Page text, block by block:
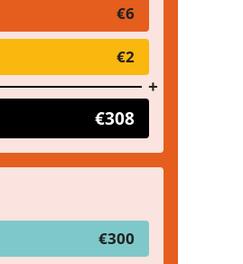
€6
€2
€308
€300